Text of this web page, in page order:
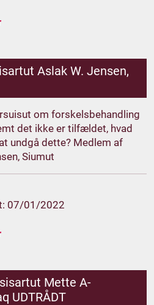
Aslak W. Jensen,
om forskelsbehandling
det ikke er tilfældet, hvad
undgå dette? Medlem af
Siumut
07/01/2022
Mette A-
UDTRÅDT